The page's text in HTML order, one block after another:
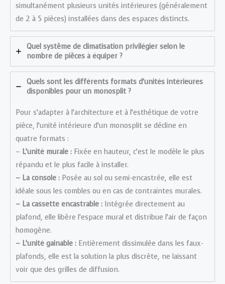
simultanément plusieurs unités intérieures (généralement
de 2 à 5 pièces) installées dans des espaces distincts.
Quel système de climatisation privilégier selon le
nombre de pièces à équiper ?
Quels sont les différents formats d’unités intérieures
disponibles pour un monosplit ?
Pour s’adapter à l’architecture et à l’esthétique de votre
pièce, l’unité intérieure d’un monosplit se décline en
quatre formats :
– L’unité murale : Fixée en hauteur, c’est le modèle le plus
répandu et le plus facile à installer.
– La console : Posée au sol ou semi-encastrée, elle est
idéale sous les combles ou en cas de contraintes murales.
– La cassette encastrable : Intégrée directement au
plafond, elle libère l’espace mural et distribue l’air de façon
homogène.
– L’unité gainable : Entièrement dissimulée dans les faux-
plafonds, elle est la solution la plus discrète, ne laissant
voir que des grilles de diffusion.